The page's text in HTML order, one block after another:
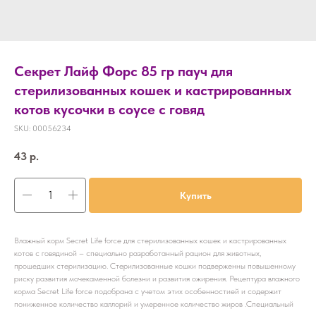
Секрет Лайф Форс 85 гр пауч для
стерилизованных кошек и кастрированных
котов кусочки в соусе с говяд
SKU: 00056234
43 р.
Купить
Влажный корм Secret Life force для стерилизованных кошек и кастрированных
котов с говядиной – специально разработанный рацион для животных,
прошедших стерилизацию. Стерилизованные кошки подверженны повышенному
риску развития мочекаменной болезни и развития ожирения. Рецептура влажного
корма Secret Life force подобрана с учетом этих особенностией и содержит
пониженное количество каллорий и умеренное количество жиров .Специальный